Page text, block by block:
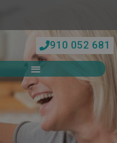
910 052 681